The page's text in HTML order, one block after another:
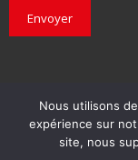
Envoyer
©
Nous utilisons
expérience sur
site, nous